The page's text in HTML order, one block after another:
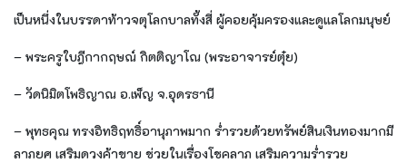
เป็นหนึ่งในบรรดาท้าวจตุโลกบาลทั้งสี่ ผู้คอยคุ้มครองและดูแลโลกมนุษย์
– พระครูใบฎีกากฤษณ์ กิตติญาโณ (พระอาจารย์ตุ๋ย)
– วัดนิมิตโพธิญาณ อ.เพ็ญ จ.อุดรธานี
– พุทธคุณ ทรงอิทธิฤทธิ์อานุภาพมาก ร่ำรวยด้วยทรัพย์สินเงินทองมากมี
ลาภยศ เสริมดวงค้าขาย ช่วยในเรื่องโชคลาภ เสริมความร่ำรวย